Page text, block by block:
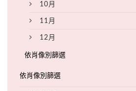
10月
11月
12月